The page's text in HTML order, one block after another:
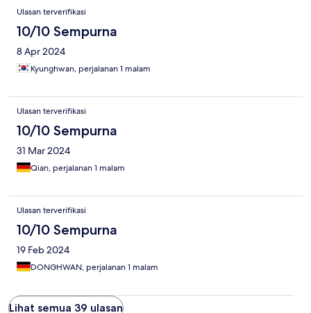
Ulasan terverifikasi
10/10 Sempurna
8 Apr 2024
Kyunghwan, perjalanan 1 malam
Ulasan terverifikasi
10/10 Sempurna
31 Mar 2024
Qian, perjalanan 1 malam
Ulasan terverifikasi
10/10 Sempurna
19 Feb 2024
DONGHWAN, perjalanan 1 malam
Lihat semua 39 ulasan